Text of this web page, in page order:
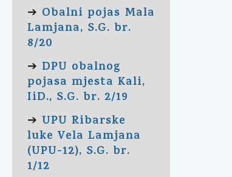
➔ Obalni pojas Mala
Lamjana, S.G. br.
8/20
➔ DPU obalnog
pojasa mjesta Kali,
IiD., S.G. br. 2/19
➔ UPU Ribarske
luke Vela Lamjana
(UPU-12), S.G. br.
1/12